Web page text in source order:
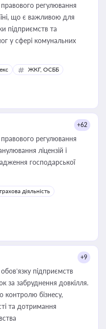
регулювання
що є важливою для
підприємств та
у сфері комунальних
ЖКГ, ОСББ
+62
регулювання
ліцензій і
господарської
діяльність
+9
підприємств
за забруднення довкілля.
контролю бізнесу,
та дотримання